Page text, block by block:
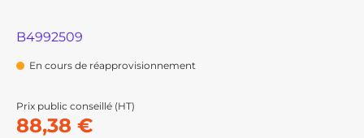
B4992509
En cours de réapprovisionnement
Prix public conseillé (HT)
88,38 €